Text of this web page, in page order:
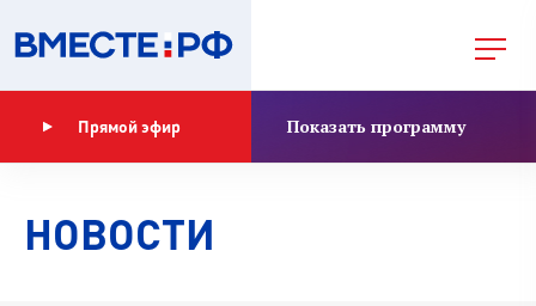
Прямой эфир Показать программу
НОВОСТИ